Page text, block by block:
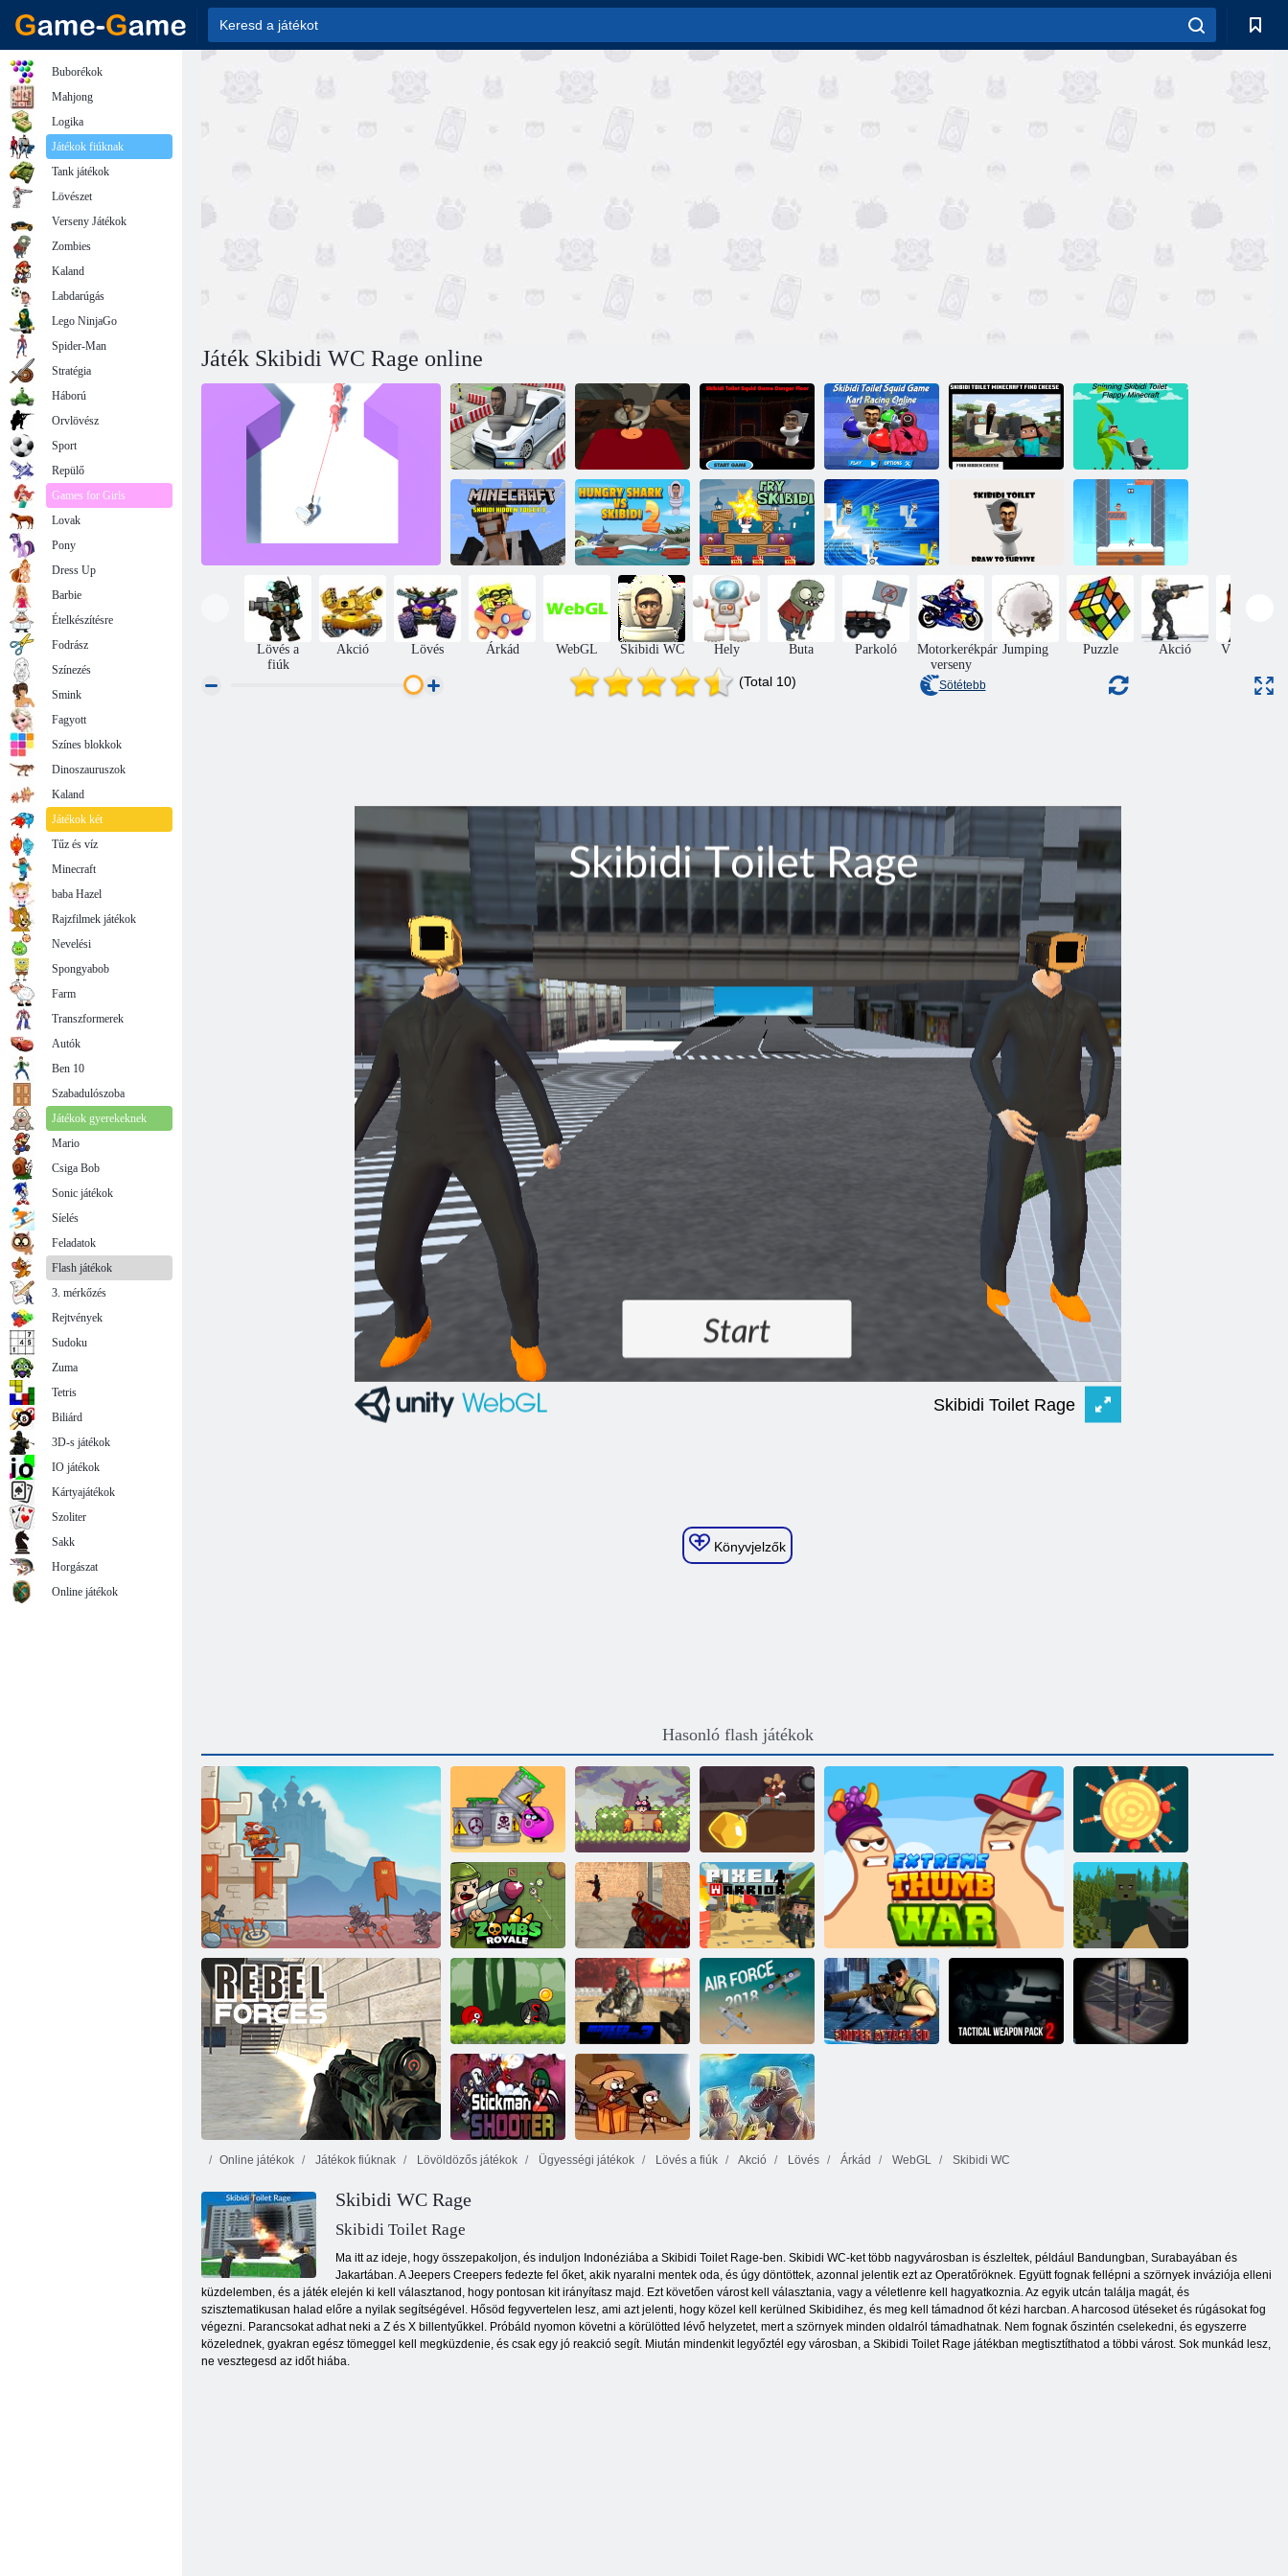
Játék Skibidi WC Rage online
Skibidi WC
parkolóautó
Skibidi WC -
tintahal játék
méhsejt
Skibidi WC
tintahal játék
veszély padló
Skibidi WC
Squid Game
Kart Racing
Online
Skibidi WC
Minecraft
Keressen sajtot
Fonó skibidi
WC -flappy
minecraft
Minecraft
Skibidi Rejtett
WC 3
Éhes cápa vs
Skibidi 2
Süssük a Skibidi
Egy másik
Skibidi WC -
kattintó
Skibidi WC -
ragadó, hogy
túlélje
Swing Monster:
döntő csata
Lövés a
fiúk
Akció Lövés Árkád WebGL Skibidi WC Hely Buta Parkoló
Motorkerékpár
verseny
Jumping Puzzle Akció
Védelme a
(Total 10) Sötétebb
Könyvjelzők
Hasonló flash játékok
Bois d'Arc
Buta módszerek
meghalása 2
Sky hajtók
Aranybányász
Tom
Kés Hit Online
Zsákok Royale.
io
Őrült lövészek
Lázadó erők
Pixel harcos Pixel túlélés
Labda hős
kaland: piros
ugráló labda
Maszkolt erők 3 Légierő 2018
Online játékok Játékok fiúknak Lövöldözős játékok Ügyességi játékok Lövés a fiúk Akció Lövés Árkád WebGL Skibidi WC
Skibidi WC Rage
Skibidi Toilet Rage
Ma itt az ideje, hogy összepakoljon, és induljon Indonéziába a Skibidi Toilet Rage-ben. Skibidi WC-ket több nagyvárosban is észleltek, például Bandungban, Surabayában és
Jakartában. A Jeepers Creepers fedezte fel őket, akik nyaralni mentek oda, és úgy döntöttek, azonnal jelentik ezt az Operatőröknek. Együtt fognak fellépni a szörnyek inváziója elleni
küzdelemben, és a játék elején ki kell választanod, hogy pontosan kit irányítasz majd. Ezt követően várost kell választania, vagy a véletlenre kell hagyatkoznia. Az egyik utcán találja magát, és
szisztematikusan halad előre a nyilak segítségével. Hősöd fegyvertelen lesz, ami azt jelenti, hogy közel kell kerülned Skibidihez, és meg kell támadnod őt kézi harcban. A harcosod ütéseket és rúgásokat fog
végezni. Parancsokat adhat neki a Z és X billentyűkkel. Próbáld nyomon követni a körülötted lévő helyzetet, mert a szörnyek minden oldalról támadhatnak. Nem fognak őszintén cselekedni, és egyszerre
közelednek, gyakran egész tömeggel kell megküzdenie, és csak egy jó reakció segít. Miután mindenkit legyőztél egy városban, a Skibidi Toilet Rage játékban megtisztíthatod a többi várost. Sok munkád lesz,
ne vesztegesd az időt hiába.
Buborékok
Mahjong
Logika
Játékok fiúknak
Tank játékok
Lövészet
Verseny Játékok
Zombies
Kaland
Labdarúgás
Lego NinjaGo
Spider-Man
Stratégia
Háború
Orvlövész
Sport
Repülő
Games for Girls
Lovak
Pony
Dress Up
Barbie
Ételkészítésre
Fodrász
Színezés
Smink
Fagyott
Színes blokkok
Dinoszauruszok
Kaland
Játékok két
Tűz és víz
Minecraft
baba Hazel
Rajzfilmek játékok
Nevelési
Spongyabob
Farm
Transzformerek
Autók
Ben 10
Szabadulószoba
Játékok gyerekeknek
Mario
Csiga Bob
Sonic játékok
Síelés
Feladatok
Flash játékok
3. mérkőzés
Rejtvények
Sudoku
Zuma
Tetris
Biliárd
3D-s játékok
IO játékok
Kártyajátékok
Szoliter
Sakk
Horgászat
Online játékok